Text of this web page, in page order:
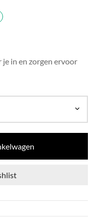
in en zorgen ervoor